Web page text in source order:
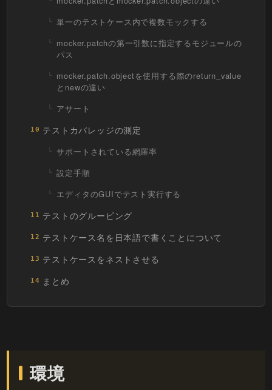
単一のテストケース内で複数モックする
mocker.patchの第一引数に指定するモジュールの
パス
mocker.patch.objectを使用する際のreturn_value
とnewの違い
アサート
10 テストカバレッジの測定
サポートされている網羅率
設定手順
エディタのGUIでテスト実行する
11 テストのグルーピング
12 テストケース名を日本語で書くことについて
13 テストケースをネストさせる
14 まとめ
環境